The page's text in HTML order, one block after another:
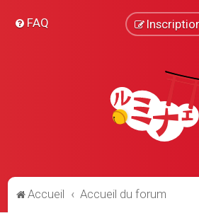
FAQ
Accueil Accueil du forum